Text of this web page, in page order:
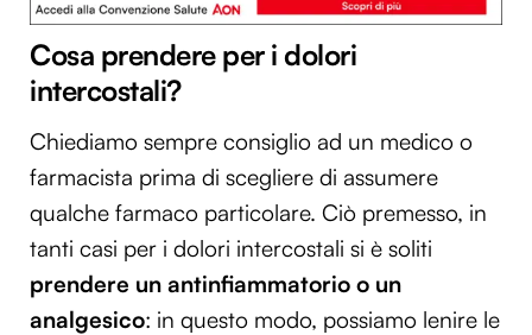
Cosa prendere per i dolori
intercostali?
Chiediamo sempre consiglio ad un medico o
farmacista prima di scegliere di assumere
qualche farmaco particolare. Ciò premesso, in
tanti casi per i dolori intercostali si è soliti
prendere un antinfiammatorio o un
analgesico: in questo modo, possiamo lenire le